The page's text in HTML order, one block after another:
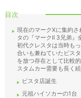
目次
現在のマークXに集約
タの『マークII 3兄弟』
初代クレスタは当時も
合いも兼ねていたビス
を放つ存在として比較
スタムカー需要も長く
ビスタ店誕生
元祖ハイソカーの1台